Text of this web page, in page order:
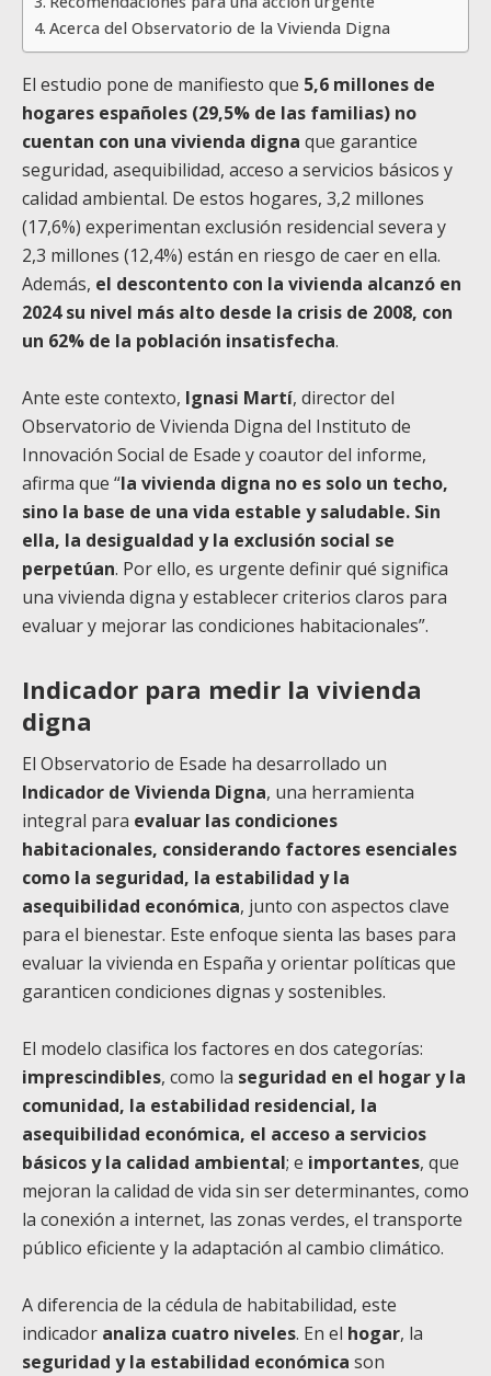
Acerca del Observatorio de la Vivienda Digna
El estudio pone de manifiesto que 5,6 millones de
hogares españoles (29,5% de las familias) no
cuentan con una vivienda digna que garantice
seguridad, asequibilidad, acceso a servicios básicos y
calidad ambiental. De estos hogares, 3,2 millones
(17,6%) experimentan exclusión residencial severa y
2,3 millones (12,4%) están en riesgo de caer en ella.
Además, el descontento con la vivienda alcanzó en
2024 su nivel más alto desde la crisis de 2008, con
un 62% de la población insatisfecha.
Ante este contexto, Ignasi Martí, director del
Observatorio de Vivienda Digna del Instituto de
Innovación Social de Esade y coautor del informe,
afirma que “la vivienda digna no es solo un techo,
sino la base de una vida estable y saludable. Sin
ella, la desigualdad y la exclusión social se
perpetúan. Por ello, es urgente definir qué significa
una vivienda digna y establecer criterios claros para
evaluar y mejorar las condiciones habitacionales”.
Indicador para medir la vivienda
digna
El Observatorio de Esade ha desarrollado un
Indicador de Vivienda Digna, una herramienta
integral para evaluar las condiciones
habitacionales, considerando factores esenciales
como la seguridad, la estabilidad y la
asequibilidad económica, junto con aspectos clave
para el bienestar. Este enfoque sienta las bases para
evaluar la vivienda en España y orientar políticas que
garanticen condiciones dignas y sostenibles.
El modelo clasifica los factores en dos categorías:
imprescindibles, como la seguridad en el hogar y la
comunidad, la estabilidad residencial, la
asequibilidad económica, el acceso a servicios
básicos y la calidad ambiental; e importantes, que
mejoran la calidad de vida sin ser determinantes, como
la conexión a internet, las zonas verdes, el transporte
público eficiente y la adaptación al cambio climático.
A diferencia de la cédula de habitabilidad, este
indicador analiza cuatro niveles. En el hogar, la
seguridad y la estabilidad económica son